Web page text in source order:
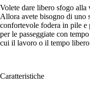
Volete dare libero sfogo alla
Allora avete bisogno di uno
confortevole fodera in pile e
per le passeggiate con
cui il lavoro o il tempo
Caratteristiche